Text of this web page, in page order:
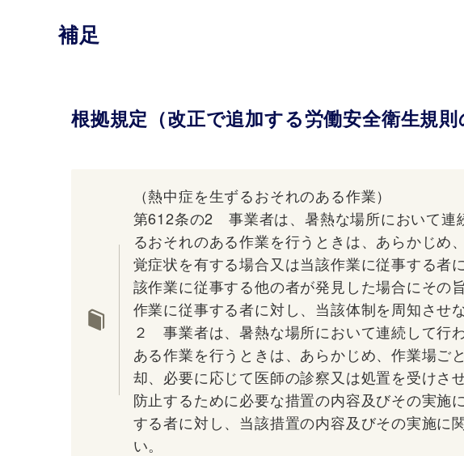
補足
根拠規定（改正で追加する労働安全衛生規則
（熱中症を生ずるおそれのある作業）
第612条の2 事業者は、暑熱な場所において連
るおそれのある作業を行うときは、あらかじめ
覚症状を有する場合又は当該作業に従事する者
該作業に従事する他の者が発見した場合にその
作業に従事する者に対し、当該体制を周知させ
２ 事業者は、暑熱な場所において連続して行
ある作業を行うときは、あらかじめ、作業場ご
却、必要に応じて医師の診察又は処置を受けさ
防止するために必要な措置の内容及びその実施
する者に対し、当該措置の内容及びその実施に
い。